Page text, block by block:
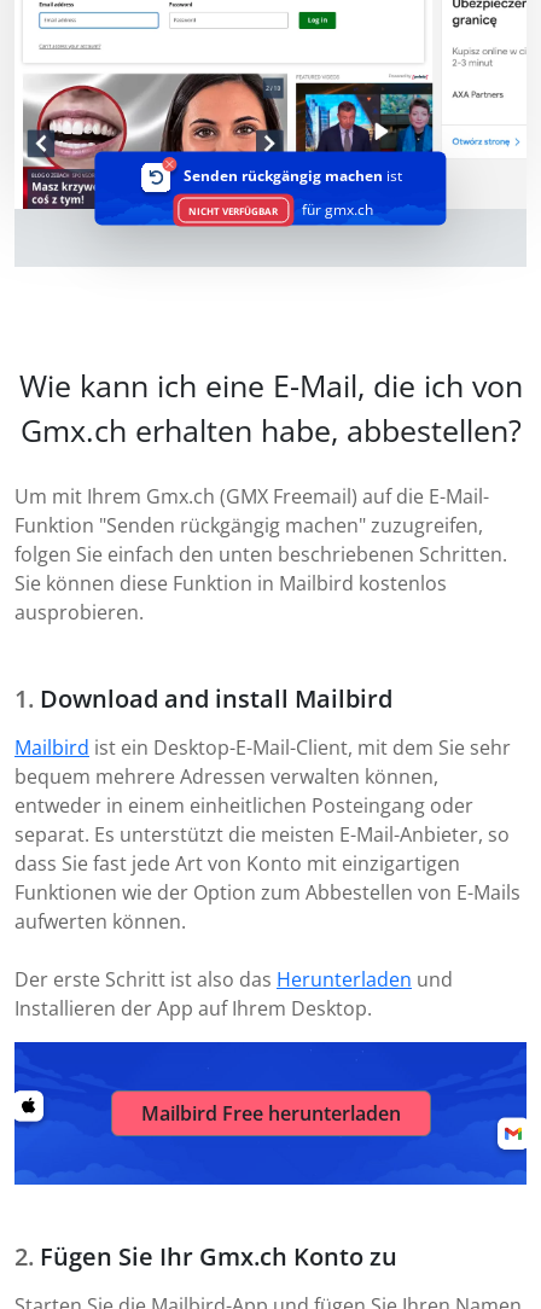
Senden rückgängig machen ist
NICHT VERFÜGBAR für gmx.ch
Wie kann ich eine E-Mail, die ich von
Gmx.ch erhalten habe, abbestellen?
Um mit Ihrem Gmx.ch (GMX Freemail) auf die E-Mail-
Funktion "Senden rückgängig machen" zuzugreifen,
folgen Sie einfach den unten beschriebenen Schritten.
Sie können diese Funktion in Mailbird kostenlos
ausprobieren.
Download and install Mailbird
Mailbird ist ein Desktop-E-Mail-Client, mit dem Sie sehr
bequem mehrere Adressen verwalten können,
entweder in einem einheitlichen Posteingang oder
separat. Es unterstützt die meisten E-Mail-Anbieter, so
dass Sie fast jede Art von Konto mit einzigartigen
Funktionen wie der Option zum Abbestellen von E-Mails
aufwerten können.
Der erste Schritt ist also das Herunterladen und
Installieren der App auf Ihrem Desktop.
Mailbird Free herunterladen
Fügen Sie Ihr Gmx.ch Konto zu